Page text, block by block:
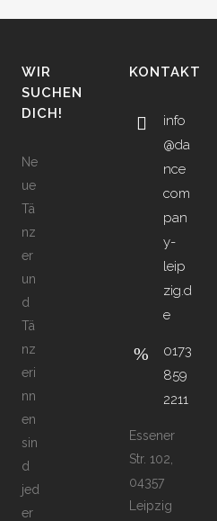
WIR
SUCHEN
DICH!
Ne
ue
Tä
nz
er
un
d
Tä
nz
eri
nn
en
sin
d
jed
er
KONTAKT
info
@da
nce
com
pan
y-
leip
zig.d
e
0173
859
2211
Essener
Str. 102,
04357
Leipzig